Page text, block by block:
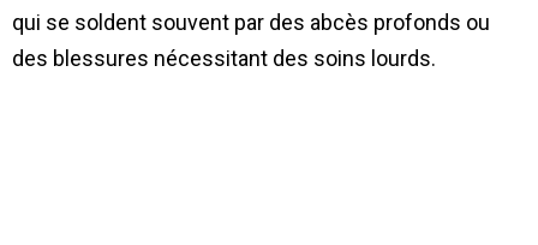
qui se soldent souvent par des abcès profonds ou
des blessures nécessitant des soins lourds.